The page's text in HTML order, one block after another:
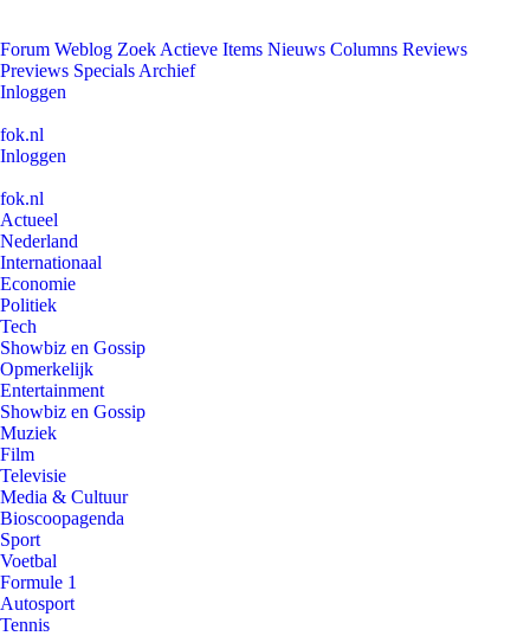
Forum Weblog Zoek Actieve Items Nieuws Columns Reviews
Previews Specials Archief
Inloggen
fok.nl
Inloggen
fok.nl
Actueel
Nederland
Internationaal
Economie
Politiek
Tech
Showbiz en Gossip
Opmerkelijk
Entertainment
Showbiz en Gossip
Muziek
Film
Televisie
Media & Cultuur
Bioscoopagenda
Sport
Voetbal
Formule 1
Autosport
Tennis